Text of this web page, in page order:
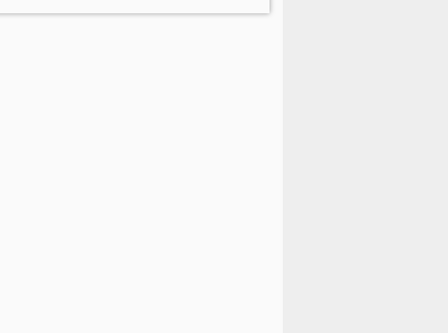
13:51 Українцям доведеться більше